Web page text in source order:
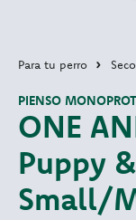
Para tu perro
ONE
Puppy
Small/
PIENSO